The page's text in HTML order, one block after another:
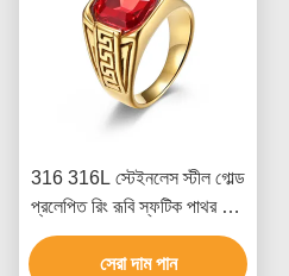
316 316L স্টেইনলেস স্টীল গোল্ড
প্রলেপিত রিং রূবি স্ফটিক পাথর সঙ্গে
পুরুষদের জন্য গয়না
সেরা দাম পান